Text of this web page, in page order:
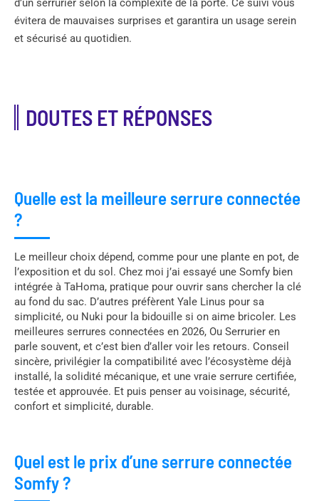
évitera de mauvaises surprises et garantira un usage serein
et sécurisé au quotidien.
DOUTES ET RÉPONSES
Quelle est la meilleure serrure connectée
?
Le meilleur choix dépend, comme pour une plante en pot, de
l’exposition et du sol. Chez moi j’ai essayé une Somfy bien
intégrée à TaHoma, pratique pour ouvrir sans chercher la clé
au fond du sac. D’autres préfèrent Yale Linus pour sa
simplicité, ou Nuki pour la bidouille si on aime bricoler. Les
meilleures serrures connectées en 2026, Ou Serrurier en
parle souvent, et c’est bien d’aller voir les retours. Conseil
sincère, privilégier la compatibilité avec l’écosystème déjà
installé, la solidité mécanique, et une vraie serrure certifiée,
testée et approuvée. Et puis penser au voisinage, sécurité,
confort et simplicité, durable.
Quel est le prix d’une serrure connectée
Somfy ?